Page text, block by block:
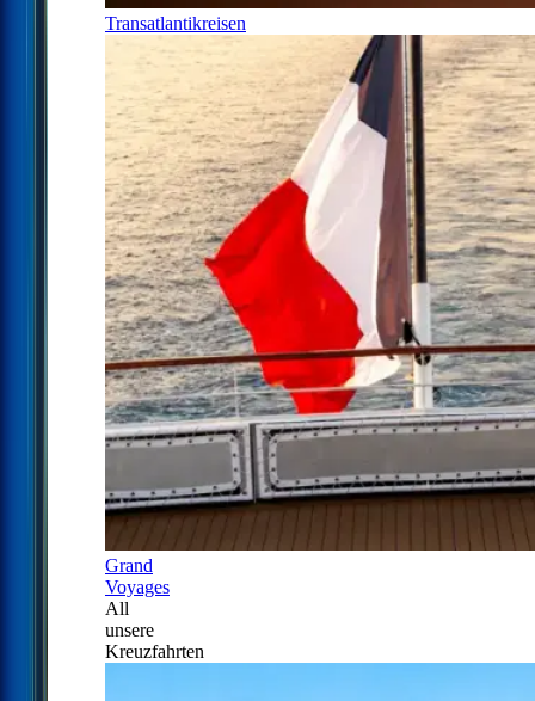
Transatlantikreisen
Grand
Voyages
All
unsere
Kreuzfahrten